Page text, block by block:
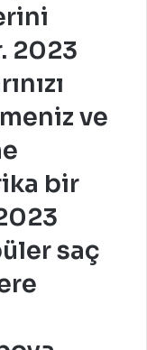
2023
ve
bir
saç